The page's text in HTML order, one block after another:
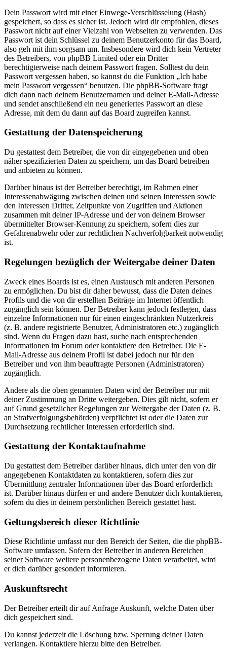
Dein Passwort wird mit einer Einwege-Verschlüsselung (Hash)
gespeichert, so dass es sicher ist. Jedoch wird dir empfohlen, dieses
Passwort nicht auf einer Vielzahl von Webseiten zu verwenden. Das
Passwort ist dein Schlüssel zu deinem Benutzerkonto für das Board,
also geh mit ihm sorgsam um. Insbesondere wird dich kein Vertreter
des Betreibers, von phpBB Limited oder ein Dritter
berechtigterweise nach deinem Passwort fragen. Solltest du dein
Passwort vergessen haben, so kannst du die Funktion „Ich habe
mein Passwort vergessen“ benutzen. Die phpBB-Software fragt
dich dann nach deinem Benutzernamen und deiner E-Mail-Adresse
und sendet anschließend ein neu generiertes Passwort an diese
Adresse, mit dem du dann auf das Board zugreifen kannst.
Gestattung der Datenspeicherung
Du gestattest dem Betreiber, die von dir eingegebenen und oben
näher spezifizierten Daten zu speichern, um das Board betreiben
und anbieten zu können.
Darüber hinaus ist der Betreiber berechtigt, im Rahmen einer
Interessenabwägung zwischen deinen und seinen Interessen sowie
den Interessen Dritter, Zeitpunkte von Zugriffen und Aktionen
zusammen mit deiner IP-Adresse und der von deinem Browser
übermittelter Browser-Kennung zu speichern, sofern dies zur
Gefahrenabwehr oder zur rechtlichen Nachverfolgbarkeit notwendig
ist.
Regelungen bezüglich der Weitergabe deiner Daten
Zweck eines Boards ist es, einen Austausch mit anderen Personen
zu ermöglichen. Du bist dir daher bewusst, dass die Daten deines
Profils und die von dir erstellten Beiträge im Internet öffentlich
zugänglich sein können. Der Betreiber kann jedoch festlegen, dass
einzelne Informationen nur für einen eingeschränkten Nutzerkreis
(z. B. andere registrierte Benutzer, Administratoren etc.) zugänglich
sind. Wenn du Fragen dazu hast, suche nach entsprechenden
Informationen im Forum oder kontaktiere den Betreiber. Die E-
Mail-Adresse aus deinem Profil ist dabei jedoch nur für den
Betreiber und von ihm beauftragte Personen (Administratoren)
zugänglich.
Andere als die oben genannten Daten wird der Betreiber nur mit
deiner Zustimmung an Dritte weitergeben. Dies gilt nicht, sofern er
auf Grund gesetzlicher Regelungen zur Weitergabe der Daten (z. B.
an Strafverfolgungsbehörden) verpflichtet ist oder die Daten zur
Durchsetzung rechtlicher Interessen erforderlich sind.
Gestattung der Kontaktaufnahme
Du gestattest dem Betreiber darüber hinaus, dich unter den von dir
angegebenen Kontaktdaten zu kontaktieren, sofern dies zur
Übermittlung zentraler Informationen über das Board erforderlich
ist. Darüber hinaus dürfen er und andere Benutzer dich kontaktieren,
sofern du dies in deinem persönlichen Bereich gestattet hast.
Geltungsbereich dieser Richtlinie
Diese Richtlinie umfasst nur den Bereich der Seiten, die die phpBB-
Software umfassen. Sofern der Betreiber in anderen Bereichen
seiner Software weitere personenbezogene Daten verarbeitet, wird
er dich darüber gesondert informieren.
Auskunftsrecht
Der Betreiber erteilt dir auf Anfrage Auskunft, welche Daten über
dich gespeichert sind.
Du kannst jederzeit die Löschung bzw. Sperrung deiner Daten
verlangen. Kontaktiere hierzu bitte den Betreiber.